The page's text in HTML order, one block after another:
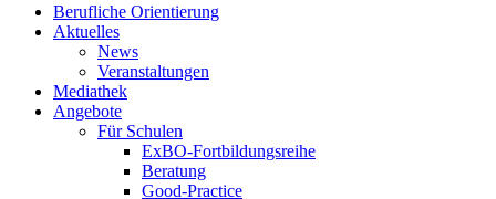
Berufliche Orientierung
Aktuelles
News
Veranstaltungen
Mediathek
Angebote
Für Schulen
ExBO-Fortbildungsreihe
Beratung
Good-Practice